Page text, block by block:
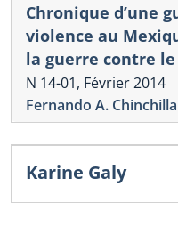
Chronique d’une
violence au
la guerre contre
N 14-01, Février 2014
Fernando A. Chinchilla
Karine Galy